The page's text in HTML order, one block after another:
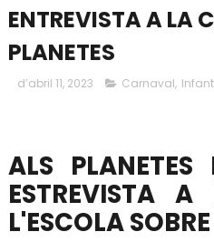
ENTREVISTA A LA
PLANETES
d’abril 11, 2023 Carnaval,
ALS
ESTREVISTA
L'ESCOLA